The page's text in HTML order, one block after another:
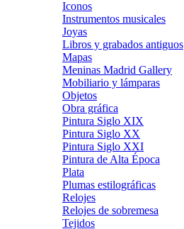
Iconos
Instrumentos musicales
Joyas
Libros y grabados antiguos
Mapas
Meninas Madrid Gallery
Mobiliario y lámparas
Objetos
Obra gráfica
Pintura Siglo XIX
Pintura Siglo XX
Pintura Siglo XXI
Pintura de Alta Época
Plata
Plumas estilográficas
Relojes
Relojes de sobremesa
Tejidos